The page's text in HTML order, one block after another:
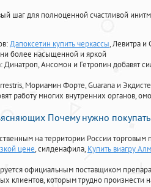
шаг для полноценной счастливой
Дапоксетин купить черкассы, Левитра и
более насыщенной и яркой
: Динатроп, Ансомон и Гетропин добавят
Мориамин Форте, Guarana и
работу многих внутренних органов,
Почему нужно
на территории России торговым
цене, силденафила, Купить виагру
официальным поставщиком
клиентов, которым трудно произнести